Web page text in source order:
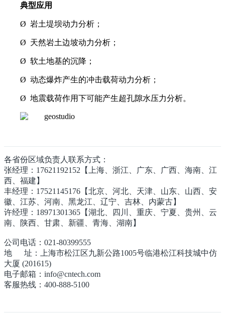
典型应用
Ø 岩土堤坝动力分析；
Ø 天然岩土边坡动力分析；
Ø 软土地基的沉降；
Ø 动态爆炸产生的冲击载荷动力分析；
Ø 地震载荷作用下可能产生超孔隙水压力分析。
各省份区域负责人联系方式：
张经理：17621192152【上海、浙江、广东、广西、海南、江
西、福建】
丰经理：17521145176【北京、河北、天津、山东、山西、安
徽、江苏、河南、黑龙江、辽宁、吉林、内蒙古】
许经理：18971301365【湖北、四川、重庆、宁夏、贵州、云
南、陕西、甘肃、新疆、青海、湖南】
公司电话：021-80399555
地 址：上海市松江区九新公路1005号临港松江科技城中仿
大厦 (201615)
电子邮箱：info@cntech.com
客服热线：400-888-5100